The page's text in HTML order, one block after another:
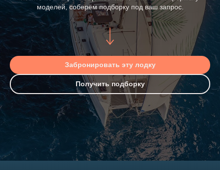
моделей, соберём подборку под ваш запрос.
Забронировать эту лодку
Получить подборку